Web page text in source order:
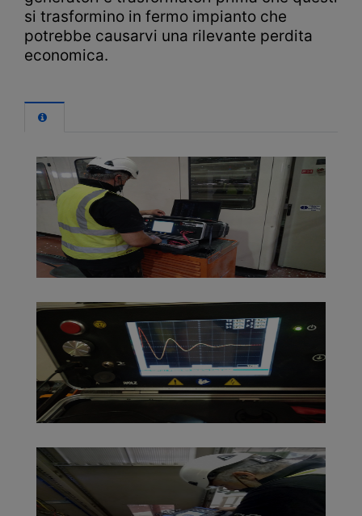
si trasformino in fermo impianto che
potrebbe causarvi una rilevante perdita
economica.